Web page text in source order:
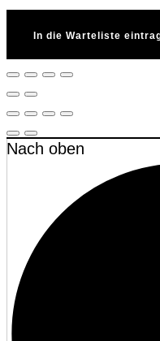
In die Warteliste
Nach oben